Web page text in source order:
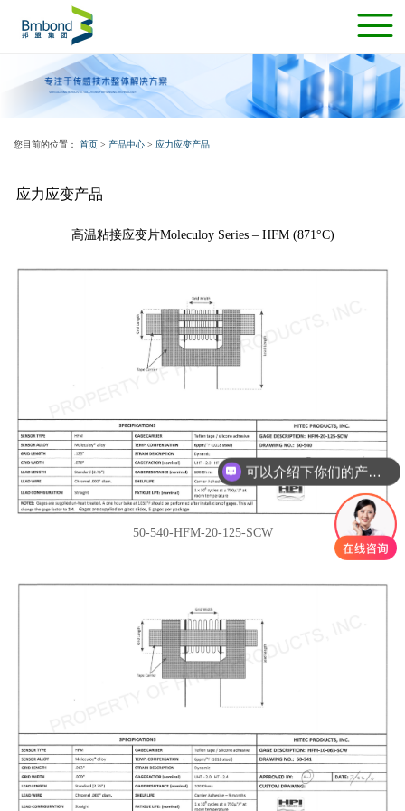
您目前的位置： 首页 > 产品中心 > 应力应变产品
应力应变产品
高温粘接应变片Moleculoy Series – HFM (871°C)
50-540-HFM-20-125-SCW
你们是怎么收费的呢